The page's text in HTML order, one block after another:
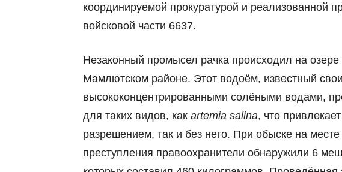
координируемой прокуратурой и реализованной
войсковой части 6637.
Незаконный промысел рачка происходил на
Мамлютском районе. Этот водоём, известный
высококонцентрированными солёными водами,
для таких видов, как artemia salina, что
разрешением, так и без него. При обыске на
преступления правоохранители обнаружили 6